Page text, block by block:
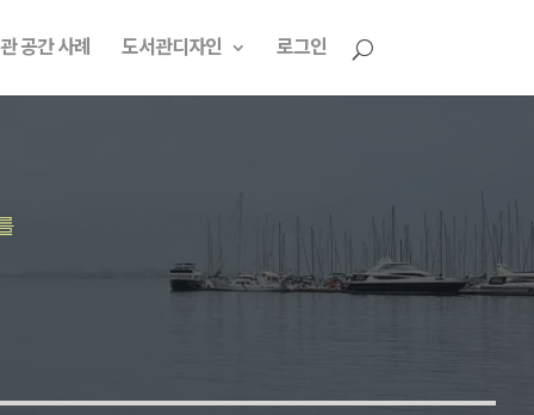
공간 사례 도서관디자인 로그인